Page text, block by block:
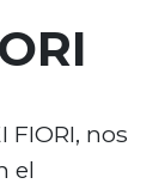
FIORI, nos
el